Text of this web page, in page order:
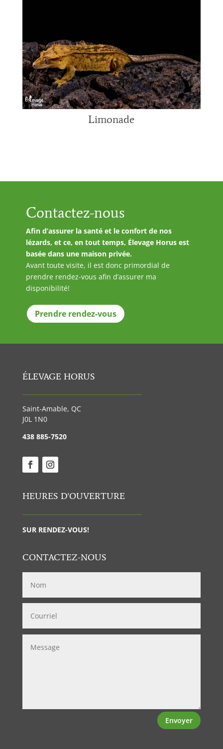
Limonade
Contactez-nous
Afin d’assurer la santé et le confort de nos
lézards, et ce, en tout temps, Élevage Horus est
basée dans une maison privée.
Avant toute visite, il est donc primordial de
prendre rendez-vous afin d’assurer ma
disponibilité!
Prendre rendez-vous
ÉLEVAGE HORUS
Saint-Amable, QC
J0L 1N0
438 885-7520
HEURES D'OUVERTURE
SUR RENDEZ-VOUS!
CONTACTEZ-NOUS
Envoyer